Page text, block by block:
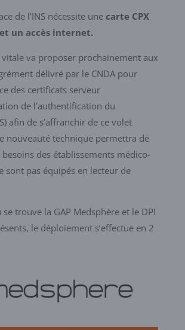
de l’INS nécessite unecarte CPX
un accès internet.
vitale va proposer prochainement aux
délivré par le CNDA pour
des certificats serveur
de l’authentification du
afin de s’affranchir de ce volet
nouveauté technique permettra de
des établissements médico-
sont pas équipés en lecteur de
se trouve la GAP Medsphère et le DPI
le déploiement s’effectue en 2